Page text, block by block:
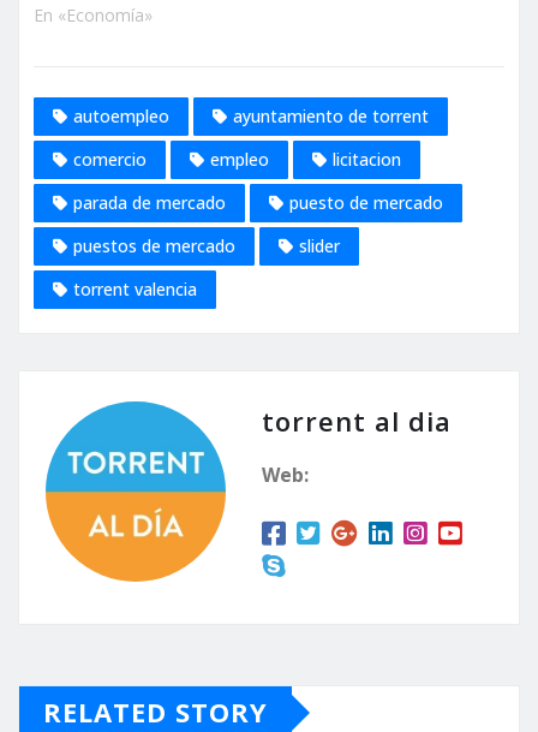
En «Economía»
autoempleo
ayuntamiento de torrent
comercio
empleo
licitacion
parada de mercado
puesto de mercado
puestos de mercado
slider
torrent valencia
torrent al dia
Web:
RELATED STORY